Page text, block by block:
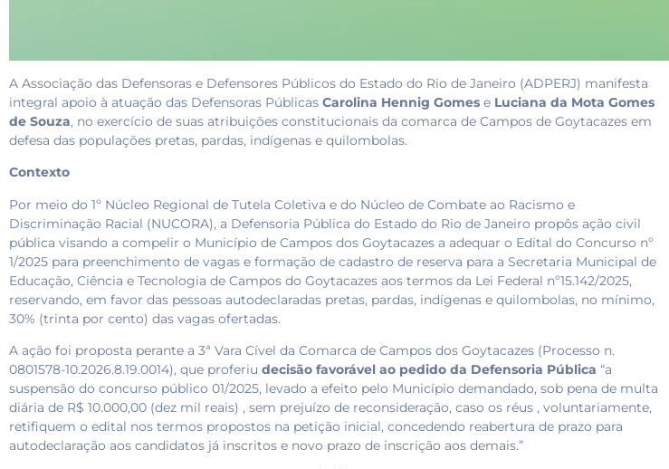
A Associação das Defensoras e Defensores Públicos do Estado do Rio de Janeiro (ADPERJ) manifesta
integral apoio à atuação das Defensoras Públicas Carolina Hennig Gomes e Luciana da Mota Gomes
de Souza, no exercício de suas atribuições constitucionais da comarca de Campos de Goytacazes em
defesa das populações pretas, pardas, indígenas e quilombolas.
Contexto
Por meio do 1º Núcleo Regional de Tutela Coletiva e do Núcleo de Combate ao Racismo e
Discriminação Racial (NUCORA), a Defensoria Pública do Estado do Rio de Janeiro propôs ação civil
pública visando a compelir o Município de Campos dos Goytacazes a adequar o Edital do Concurso nº
1/2025 para preenchimento de vagas e formação de cadastro de reserva para a Secretaria Municipal de
Educação, Ciência e Tecnologia de Campos do Goytacazes aos termos da Lei Federal nº15.142/2025,
reservando, em favor das pessoas autodeclaradas pretas, pardas, indígenas e quilombolas, no mínimo,
30% (trinta por cento) das vagas ofertadas.
A ação foi proposta perante a 3ª Vara Cível da Comarca de Campos dos Goytacazes (Processo n.
0801578-10.2026.8.19.0014), que proferiu decisão favorável ao pedido da Defensoria Pública “a
suspensão do concurso público 01/2025, levado a efeito pelo Município demandado, sob pena de multa
diária de R$ 10.000,00 (dez mil reais) , sem prejuízo de reconsideração, caso os réus , voluntariamente,
retifiquem o edital nos termos propostos na petição inicial, concedendo reabertura de prazo para
autodeclaração aos candidatos já inscritos e novo prazo de inscrição aos demais.”